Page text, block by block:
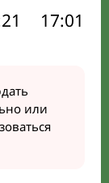
17:01
или